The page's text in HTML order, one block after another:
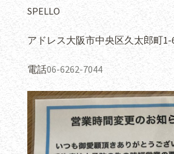
SPELLO
アドレス大阪市中央区久太郎町1-
電話06-6262-7044